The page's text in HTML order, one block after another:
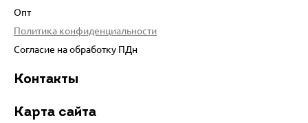
Опт
Политика конфиденциальности
Согласие на обработку ПДн
Контакты
Карта сайта